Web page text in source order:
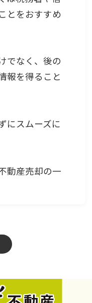
とをおすすめ
でなく、後の
報を得ること
にスムーズに
動産売却の一